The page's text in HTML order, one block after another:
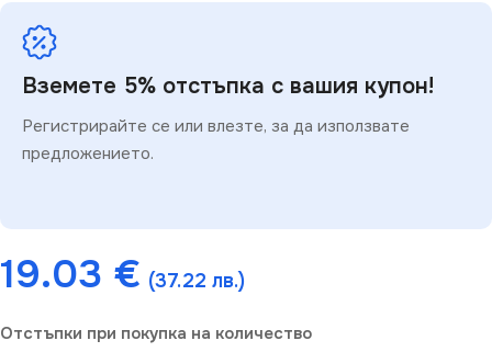
Вземете 5% отстъпка с вашия купон!
Регистрирайте се или влезте, за да използвате
предложението.
19.03 € (37.22 лв.)
Отстъпки при покупка на количество